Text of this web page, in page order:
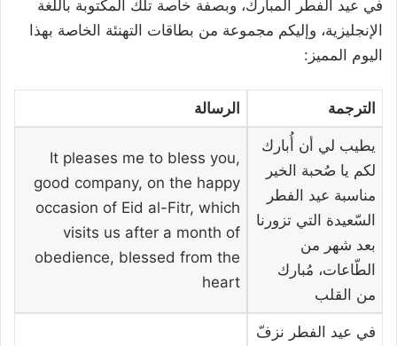
في عيد الفطر المبارك، وبصفة خاصة تلك المكتوبة باللغة
الإنجليزية، وإليكم مجموعة من بطاقات التهنئة الخاصة بهذا
اليوم المميز:
الترجمة الرسالة
يطيب لي أن أُبارك
لكم يا صُحبة الخير
مناسبة عيد الفطر
السّعيدة التي تزورنا
بعد شهر من
الطّاعات، مُبارك
من القلب
It pleases me to bless you,
good company, on the happy
occasion of Eid al-Fitr, which
visits us after a month of
obedience, blessed from the
heart
في عيد الفطر نزفّ